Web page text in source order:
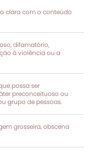
clara com o conteúdo
difamatório,
à violência ou a
possa ser
preconceituoso ou
grupo de pessoas.
grosseira, obscena